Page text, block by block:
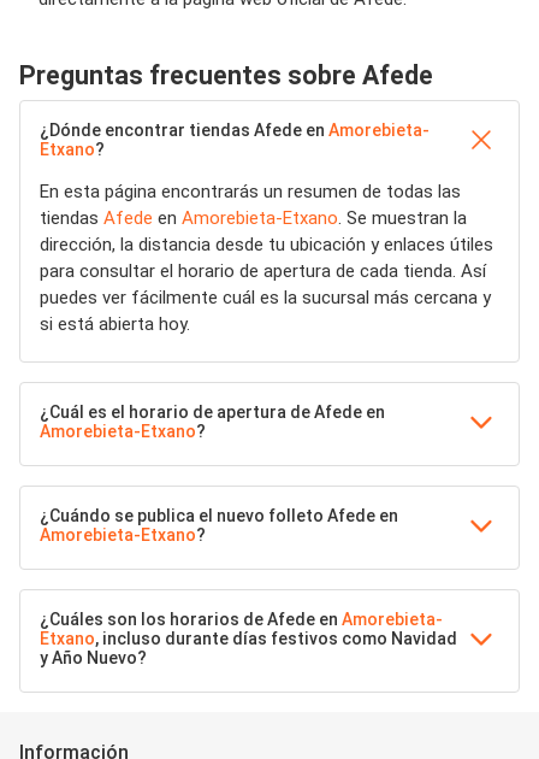
Preguntas frecuentes sobre Afede
¿Dónde encontrar tiendas Afede en Amorebieta-
Etxano?
En esta página encontrarás un resumen de todas las
tiendas Afede en Amorebieta-Etxano. Se muestran la
dirección, la distancia desde tu ubicación y enlaces útiles
para consultar el horario de apertura de cada tienda. Así
puedes ver fácilmente cuál es la sucursal más cercana y
si está abierta hoy.
¿Cuál es el horario de apertura de Afede en
Amorebieta-Etxano?
¿Cuándo se publica el nuevo folleto Afede en
Amorebieta-Etxano?
¿Cuáles son los horarios de Afede en Amorebieta-
Etxano, incluso durante días festivos como Navidad
y Año Nuevo?
Información